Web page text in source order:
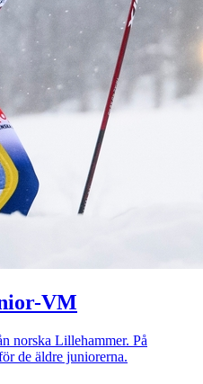
VM
norska Lillehammer. På
de äldre juniorerna.